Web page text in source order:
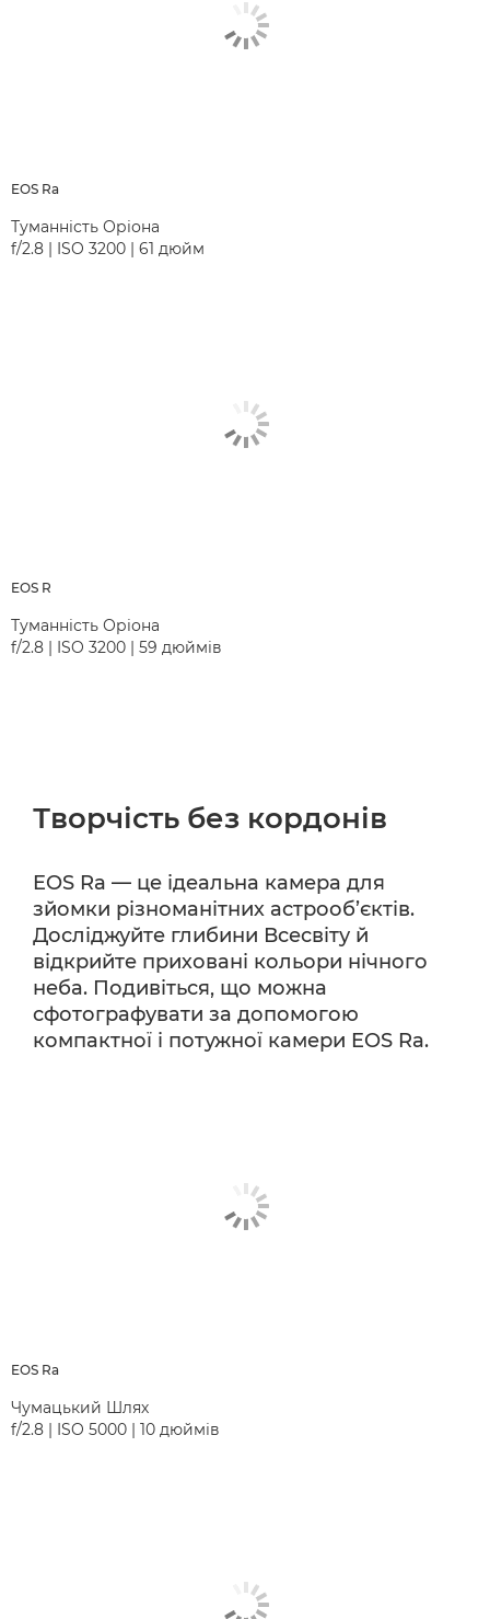
EOS Ra
Туманність Оріона
f/2.8 | ISO 3200 | 61 дюйм
EOS R
Туманність Оріона
f/2.8 | ISO 3200 | 59 дюймів
Творчість без кордонів
EOS Ra — це ідеальна камера для
зйомки різноманітних астрооб’єктів.
Досліджуйте глибини Всесвіту й
відкрийте приховані кольори нічного
неба. Подивіться, що можна
сфотографувати за допомогою
компактної і потужної камери EOS Ra.
EOS Ra
Чумацький Шлях
f/2.8 | ISO 5000 | 10 дюймів